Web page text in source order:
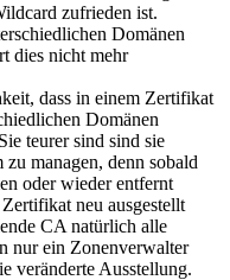
zufrieden ist.
Domänen
dies nicht mehr
dass in einem Zertifikat
Domänen
teurer sind sind sie
managen, denn sobald
oder wieder entfernt
neu ausgestellt
CA natürlich alle
nur ein Zonenverwalter
veränderte Ausstellung.